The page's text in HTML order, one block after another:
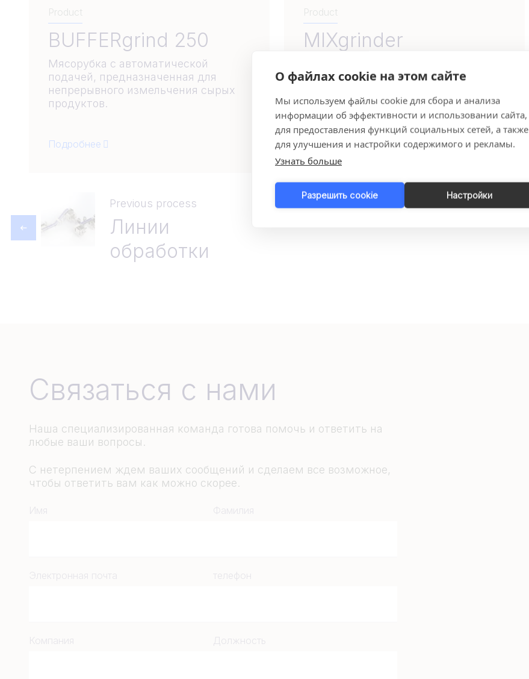
О файлах cookie на этом сайте
Мы используем файлы cookie для сбора и анализа
информации об эффективности и использовании сайта,
для предоставления функций социальных сетей, а также
для улучшения и настройки содержимого и рекламы.
Узнать больше
Разрешить cookie Настройки
Product
BUFFERgrind 250
Мясорубка с автоматической
подачей, предназначенная для
непрерывного измельчения сырых
продуктов.
Подробнее
Product
MIXgrinder
двумя перекрещивающимися
для промышленного применения.
Радиусы действия...
Подробнее
Previous process
Линии
обработки
Связаться с нами
Наша специализированная команда готова помочь и ответить на
любые ваши вопросы.
С нетерпением ждем ваших сообщений и сделаем все возможное,
чтобы ответить вам как можно скорее.